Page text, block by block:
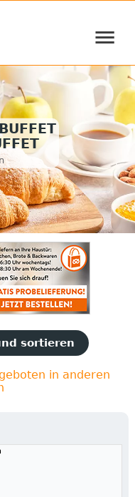
≡
sortieren
in anderen